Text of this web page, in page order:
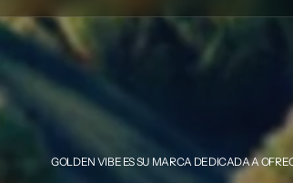
GOLDEN VIBE ES SU MARCA DEDICADA A